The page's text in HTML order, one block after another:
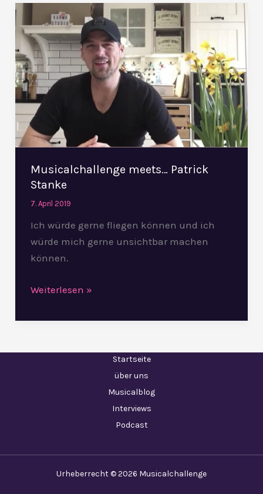
Musicalchallenge meets… Patrick
Stanke
7. April 2019
Ich würde gerne fliegen können und ich
würde mich gerne unsichtbar machen
können.
Musicalchallenge
meets…
Patrick
Stanke
Weiterlesen »
Startseite
über uns
Musicalblog
Interviews
Podcast
Urheberrecht © 2026 Musicalchallenge